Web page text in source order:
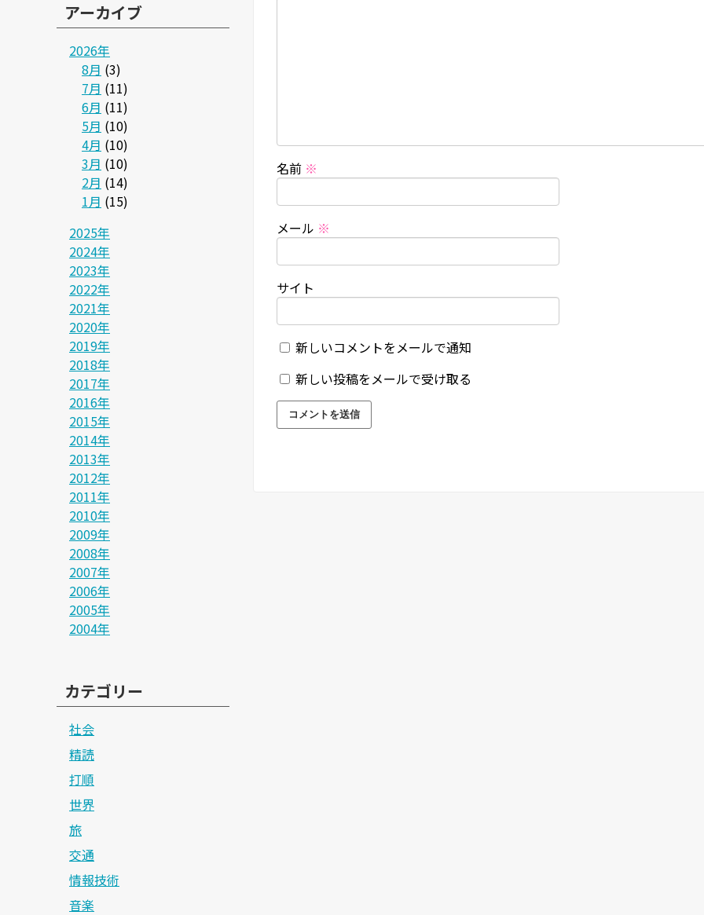
名前 ※
メール ※
サイト
新しいコメントをメールで通知
新しい投稿をメールで受け取る
アーカイブ
2026年
8月 (3)
7月 (11)
6月 (11)
5月 (10)
4月 (10)
3月 (10)
2月 (14)
1月 (15)
2025年
2024年
2023年
2022年
2021年
2020年
2019年
2018年
2017年
2016年
2015年
2014年
2013年
2012年
2011年
2010年
2009年
2008年
2007年
2006年
2005年
2004年
カテゴリー
社会
精読
打順
世界
旅
交通
情報技術
音楽